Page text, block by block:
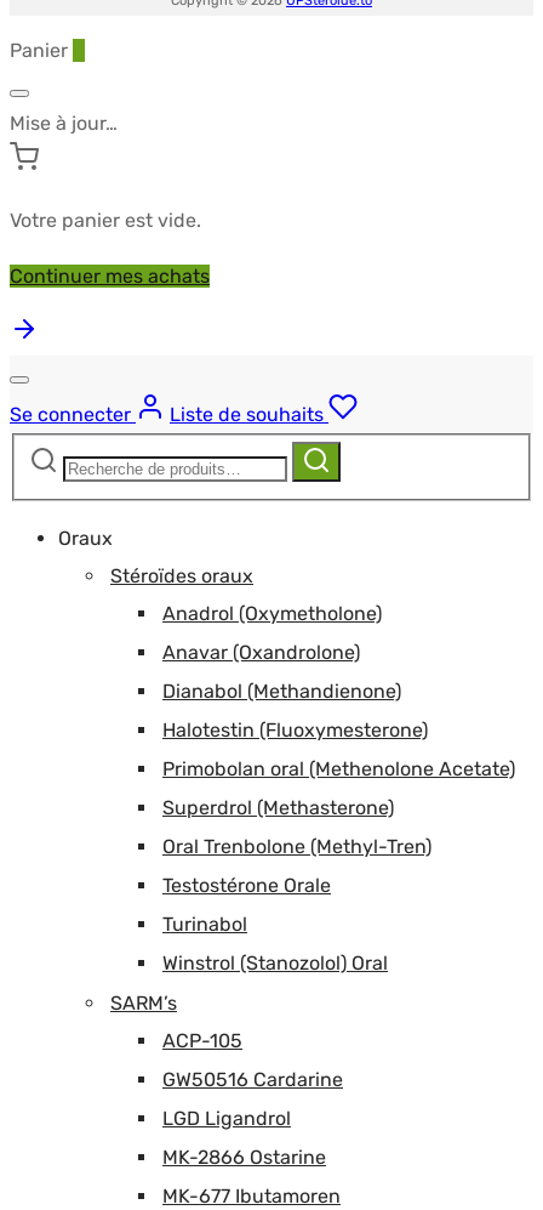
Panier
Mise à jour…
Votre panier est vide.
Continuer mes achats
Se connecter
Liste de souhaits
Recherche
Recherche
Oraux
Stéroïdes oraux
Anadrol (Oxymetholone)
Anavar (Oxandrolone)
Dianabol (Methandienone)
Halotestin (Fluoxymesterone)
Primobolan oral (Methenolone Acetate)
Superdrol (Methasterone)
Oral Trenbolone (Methyl-Tren)
Testostérone Orale
Turinabol
Winstrol (Stanozolol) Oral
SARM’s
ACP-105
GW50516 Cardarine
LGD Ligandrol
MK-2866 Ostarine
MK-677 Ibutamoren